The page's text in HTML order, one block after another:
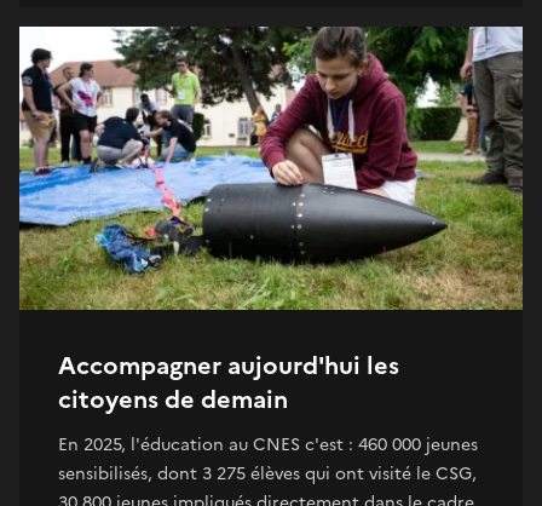
Accompagner aujourd'hui les
citoyens de demain
En 2025, l'éducation au CNES c'est : 460 000 jeunes
sensibilisés, dont 3 275 élèves qui ont visité le CSG,